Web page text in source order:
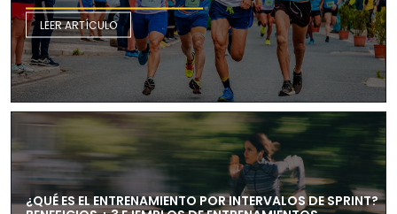
LEER ARTÍCULO
¿QUÉ ES EL ENTRENAMIENTO POR INTERVALOS DE SPRINT?